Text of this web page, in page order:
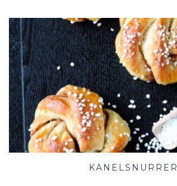
KANELSNURRER